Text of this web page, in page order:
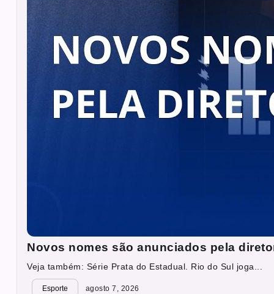
Novos nomes são anunciados pela
Veja também: Série Prata do Estadual. Rio do Sul joga...
Esporte agosto 7, 2026